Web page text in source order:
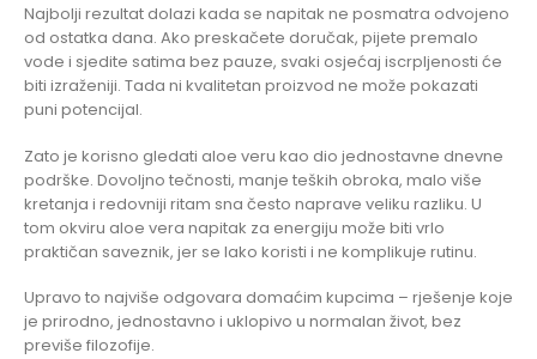
Najbolji rezultat dolazi kada se napitak ne posmatra odvojeno
od ostatka dana. Ako preskačete doručak, pijete premalo
vode i sjedite satima bez pauze, svaki osjećaj iscrpljenosti će
biti izraženiji. Tada ni kvalitetan proizvod ne može pokazati
puni potencijal.
Zato je korisno gledati aloe veru kao dio jednostavne dnevne
podrške. Dovoljno tečnosti, manje teških obroka, malo više
kretanja i redovniji ritam sna često naprave veliku razliku. U
tom okviru aloe vera napitak za energiju može biti vrlo
praktičan saveznik, jer se lako koristi i ne komplikuje rutinu.
Upravo to najviše odgovara domaćim kupcima – rješenje koje
je prirodno, jednostavno i uklopivo u normalan život, bez
previše filozofije.